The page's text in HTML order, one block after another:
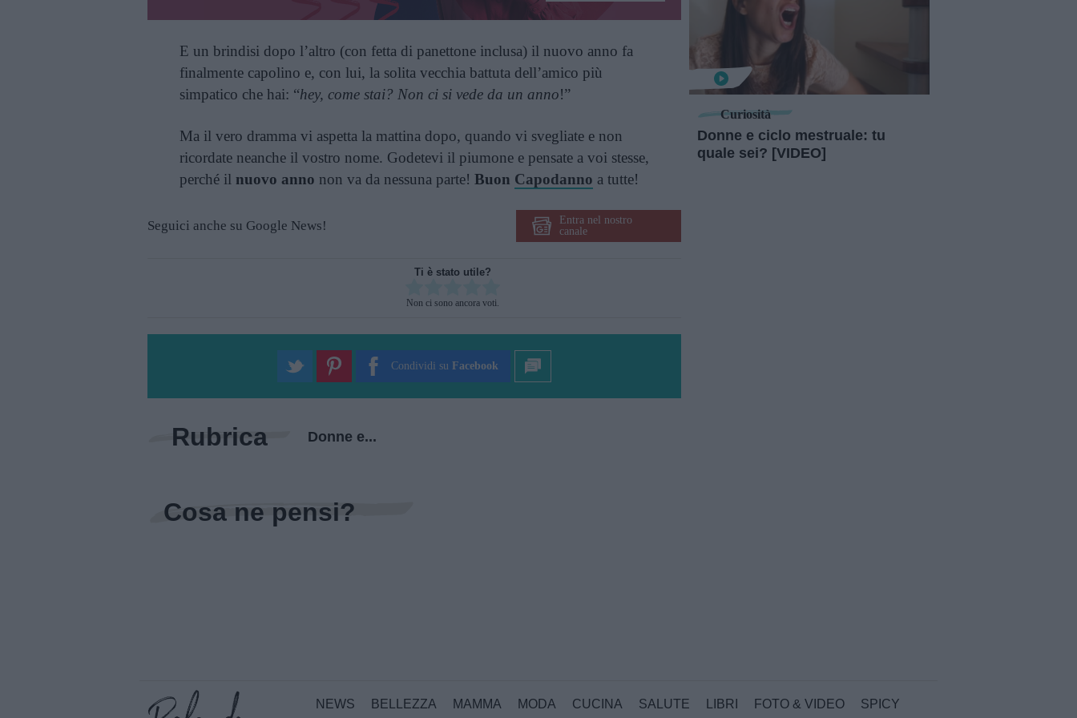
E un brindisi dopo l’altro (con fetta di panettone inclusa) il nuovo anno fa
finalmente capolino e, con lui, la solita vecchia battuta dell’amico più
simpatico che hai: “hey, come stai? Non ci si vede da un anno!”
Ma il vero dramma vi aspetta la mattina dopo, quando vi svegliate e non
ricordate neanche il vostro nome. Godetevi il piumone e pensate a voi stesse,
perché il nuovo anno non va da nessuna parte! Buon Capodanno a tutte!
Seguici anche su Google News!
Entra nel nostro
canale
Ti è stato utile?
Non ci sono ancora voti.
Condividi su Facebook
Rubrica Donne e...
Cosa ne pensi?
Curiosità
Donne e ciclo mestruale: tu
quale sei? [VIDEO]
NEWS BELLEZZA MAMMA MODA CUCINA SALUTE LIBRI FOTO & VIDEO SPICY